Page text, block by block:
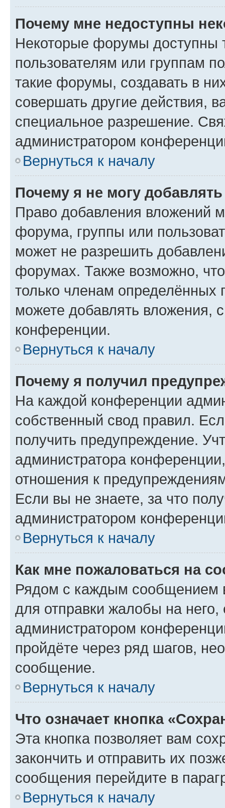
Почему мне недоступны
Некоторые форумы доступны
пользователям или группам
такие форумы, создавать в
совершать другие действия,
специальное разрешение.
администратором
Вернуться к началу
Почему я не могу
Право добавления вложений
форума, группы или
может не разрешить
форумах. Также возможно,
только членам определённых
можете добавлять вложения,
конференции.
Вернуться к началу
Почему я получил
На каждой конференции
собственный свод правил.
получить предупреждение.
администратора
отношения к
Если вы не знаете, за что
администратором
Вернуться к началу
Как мне пожаловаться на
Рядом с каждым сообщением
для отправки жалобы на
администратором
пройдёте через ряд шагов,
сообщение.
Вернуться к началу
Что означает кнопка
Эта кнопка позволяет вам
закончить и отправить их
сообщения перейдите в
Вернуться к началу